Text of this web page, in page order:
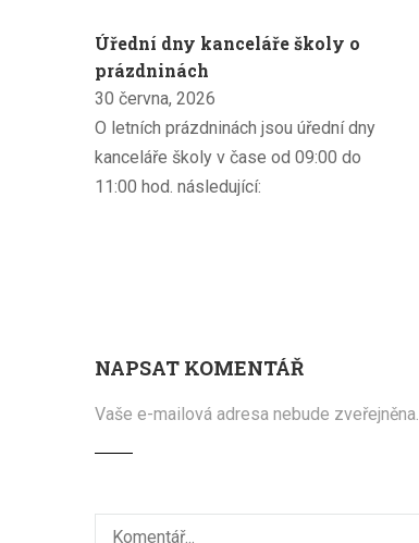
Úřední dny kanceláře školy o
prázdninách
30 června, 2026
O letních prázdninách jsou úřední dny
kanceláře školy v čase od 09:00 do
11:00 hod. následující:
NAPSAT KOMENTÁŘ
Vaše e-mailová adresa nebude zveřejněna.